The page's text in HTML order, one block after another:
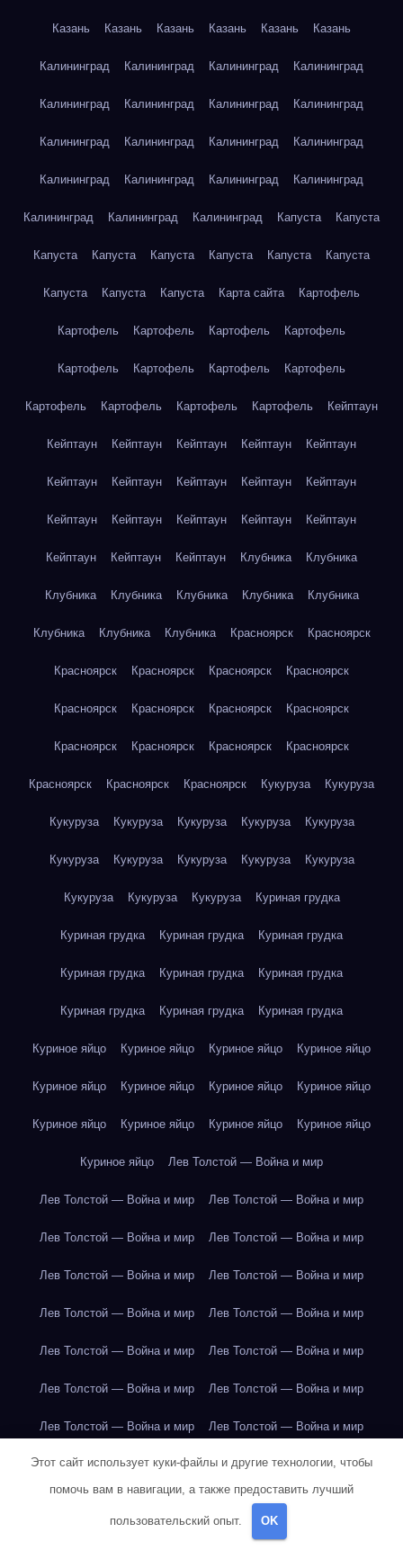
Казань Казань Казань Казань Казань Казань
Калининград Калининград Калининград Калининград
Калининград Калининград Калининград Калининград
Калининград Калининград Калининград Калининград
Калининград Калининград Калининград Калининград
Калининград Калининград Калининград Капуста Капуста
Капуста Капуста Капуста Капуста Капуста Капуста
Капуста Капуста Капуста Карта сайта Картофель
Картофель Картофель Картофель Картофель
Картофель Картофель Картофель Картофель
Картофель Картофель Картофель Картофель Кейптаун
Кейптаун Кейптаун Кейптаун Кейптаун Кейптаун
Кейптаун Кейптаун Кейптаун Кейптаун Кейптаун
Кейптаун Кейптаун Кейптаун Кейптаун Кейптаун
Кейптаун Кейптаун Кейптаун Клубника Клубника
Клубника Клубника Клубника Клубника Клубника
Клубника Клубника Клубника Красноярск Красноярск
Красноярск Красноярск Красноярск Красноярск
Красноярск Красноярск Красноярск Красноярск
Красноярск Красноярск Красноярск Красноярск
Красноярск Красноярск Красноярск Кукуруза Кукуруза
Кукуруза Кукуруза Кукуруза Кукуруза Кукуруза
Кукуруза Кукуруза Кукуруза Кукуруза Кукуруза
Кукуруза Кукуруза Кукуруза Куриная грудка
Куриная грудка Куриная грудка Куриная грудка
Куриная грудка Куриная грудка Куриная грудка
Куриная грудка Куриная грудка Куриная грудка
Куриное яйцо Куриное яйцо Куриное яйцо Куриное яйцо
Куриное яйцо Куриное яйцо Куриное яйцо Куриное яйцо
Куриное яйцо Куриное яйцо Куриное яйцо Куриное яйцо
Куриное яйцо Лев Толстой — Война и мир
Лев Толстой — Война и мир Лев Толстой — Война и мир
Лев Толстой — Война и мир Лев Толстой — Война и мир
Лев Толстой — Война и мир Лев Толстой — Война и мир
Лев Толстой — Война и мир Лев Толстой — Война и мир
Лев Толстой — Война и мир Лев Толстой — Война и мир
Лев Толстой — Война и мир Лев Толстой — Война и мир
Лев Толстой — Война и мир Лев Толстой — Война и мир
Лондон Лондон Лондон Лондон Лондон Лондон
Лондон
Лондон Лос-Анджелес
Этот сайт использует куки-файлы и другие технологии, чтобы
помочь вам в навигации, а также предоставить лучший
пользовательский опыт. OK